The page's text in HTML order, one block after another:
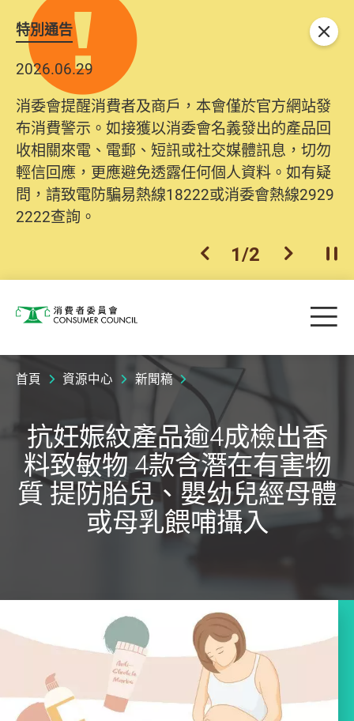
特別通告
2026.06.29
消委會提醒消費者及商戶，本會僅於官方網站發
布消費警示。如接獲以消委會名義發出的產品回
收相關來電、電郵、短訊或社交媒體訊息，切勿
輕信回應，更應避免透露任何個人資料。如有疑
問，請致電防騙易熱線18222或消委會熱線2929
2222查詢。
上一個
1/2 下一個開
關閉
消費者委員會 目
首頁 資源中心 新聞稿
抗妊娠紋產品逾4成檢出香
料致敏物 4款含潛在有害物
質 提防胎兒、嬰幼兒經母體
或母乳餵哺攝入